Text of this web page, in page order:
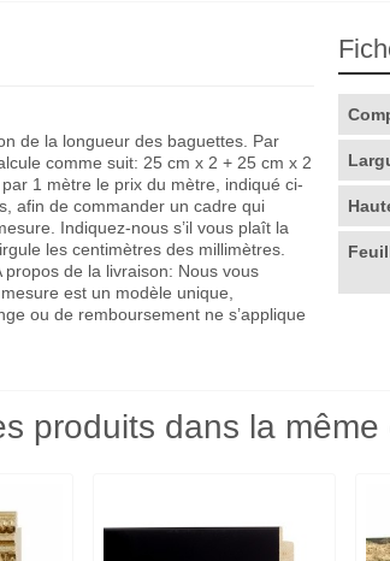
de la longueur des baguettes. Par
comme suit: 25 cm x 2 + 25 cm x 2
1 mètre le prix du mètre, indiqué ci-
afin de commander un cadre qui
Indiquez-nous s’il vous plaît la
les centimètres des millimètres.
de la livraison: Nous vous
est un modèle unique,
ou de remboursement ne s’applique
produits dans la même